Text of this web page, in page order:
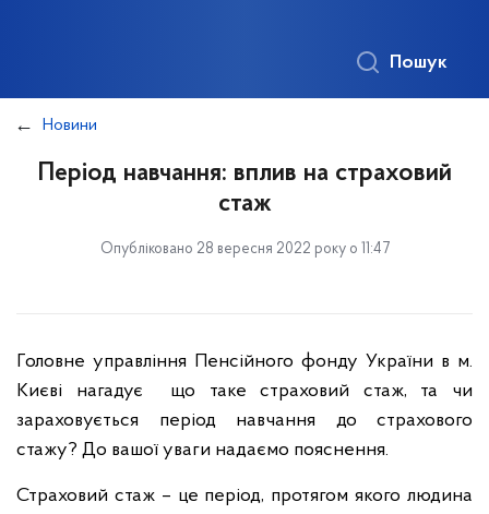
Пошук
Новини
Період навчання: вплив на страховий
стаж
Опубліковано 28 вересня 2022 року о 11:47
Головне управління Пенсійного фонду України в м.
Києві нагадує що таке страховий стаж, та чи
зараховується період навчання до страхового
стажу? До вашої уваги надаємо пояснення.
Страховий стаж – це період, протягом якого людина